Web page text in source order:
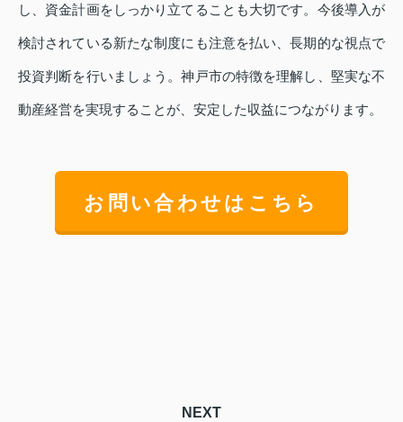
し、資金計画をしっかり立てることも大切です。今後導入が
検討されている新たな制度にも注意を払い、長期的な視点で
投資判断を行いましょう。神戸市の特徴を理解し、堅実な不
動産経営を実現することが、安定した収益につながります。
お問い合わせはこちら
NEXT